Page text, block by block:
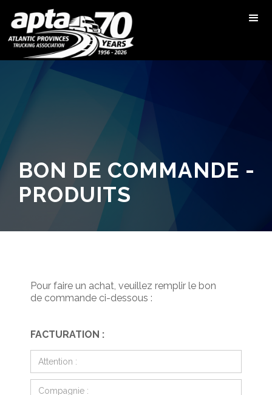
BON DE COMMANDE -
PRODUITS
Pour faire un achat, veuillez remplir le bon
de commande ci-dessous :
FACTURATION :